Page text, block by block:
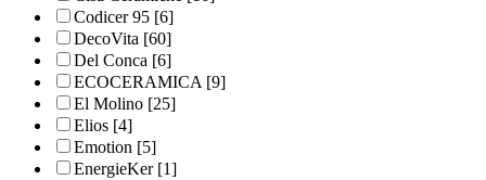
Codicer 95 [6]
DecoVita [60]
Del Conca [6]
ECOCERAMICA[9]
El Molino [25]
Elios [4]
Emotion [5]
EnergieKer[1]